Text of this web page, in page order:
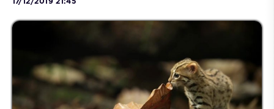
17/12/2019 21:45